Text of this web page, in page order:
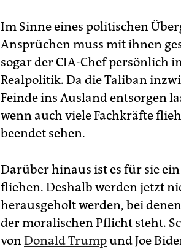
Im Sinne eines politischen
Ansprüchen muss mit ihnen
sogar der CIA-Chef persönlich
Realpolitik. Da die Taliban
Feinde ins Ausland entsorgen
wenn auch viele Fachkräfte
beendet sehen.
Darüber hinaus ist es für sie
fliehen. Deshalb werden jetzt
herausgeholt werden, bei
der moralischen Pflicht steht.
vonDonald Trumpund Joe